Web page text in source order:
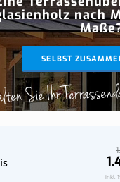
Dach an der
nach
SELBST
Sie Ihr
Inkl.